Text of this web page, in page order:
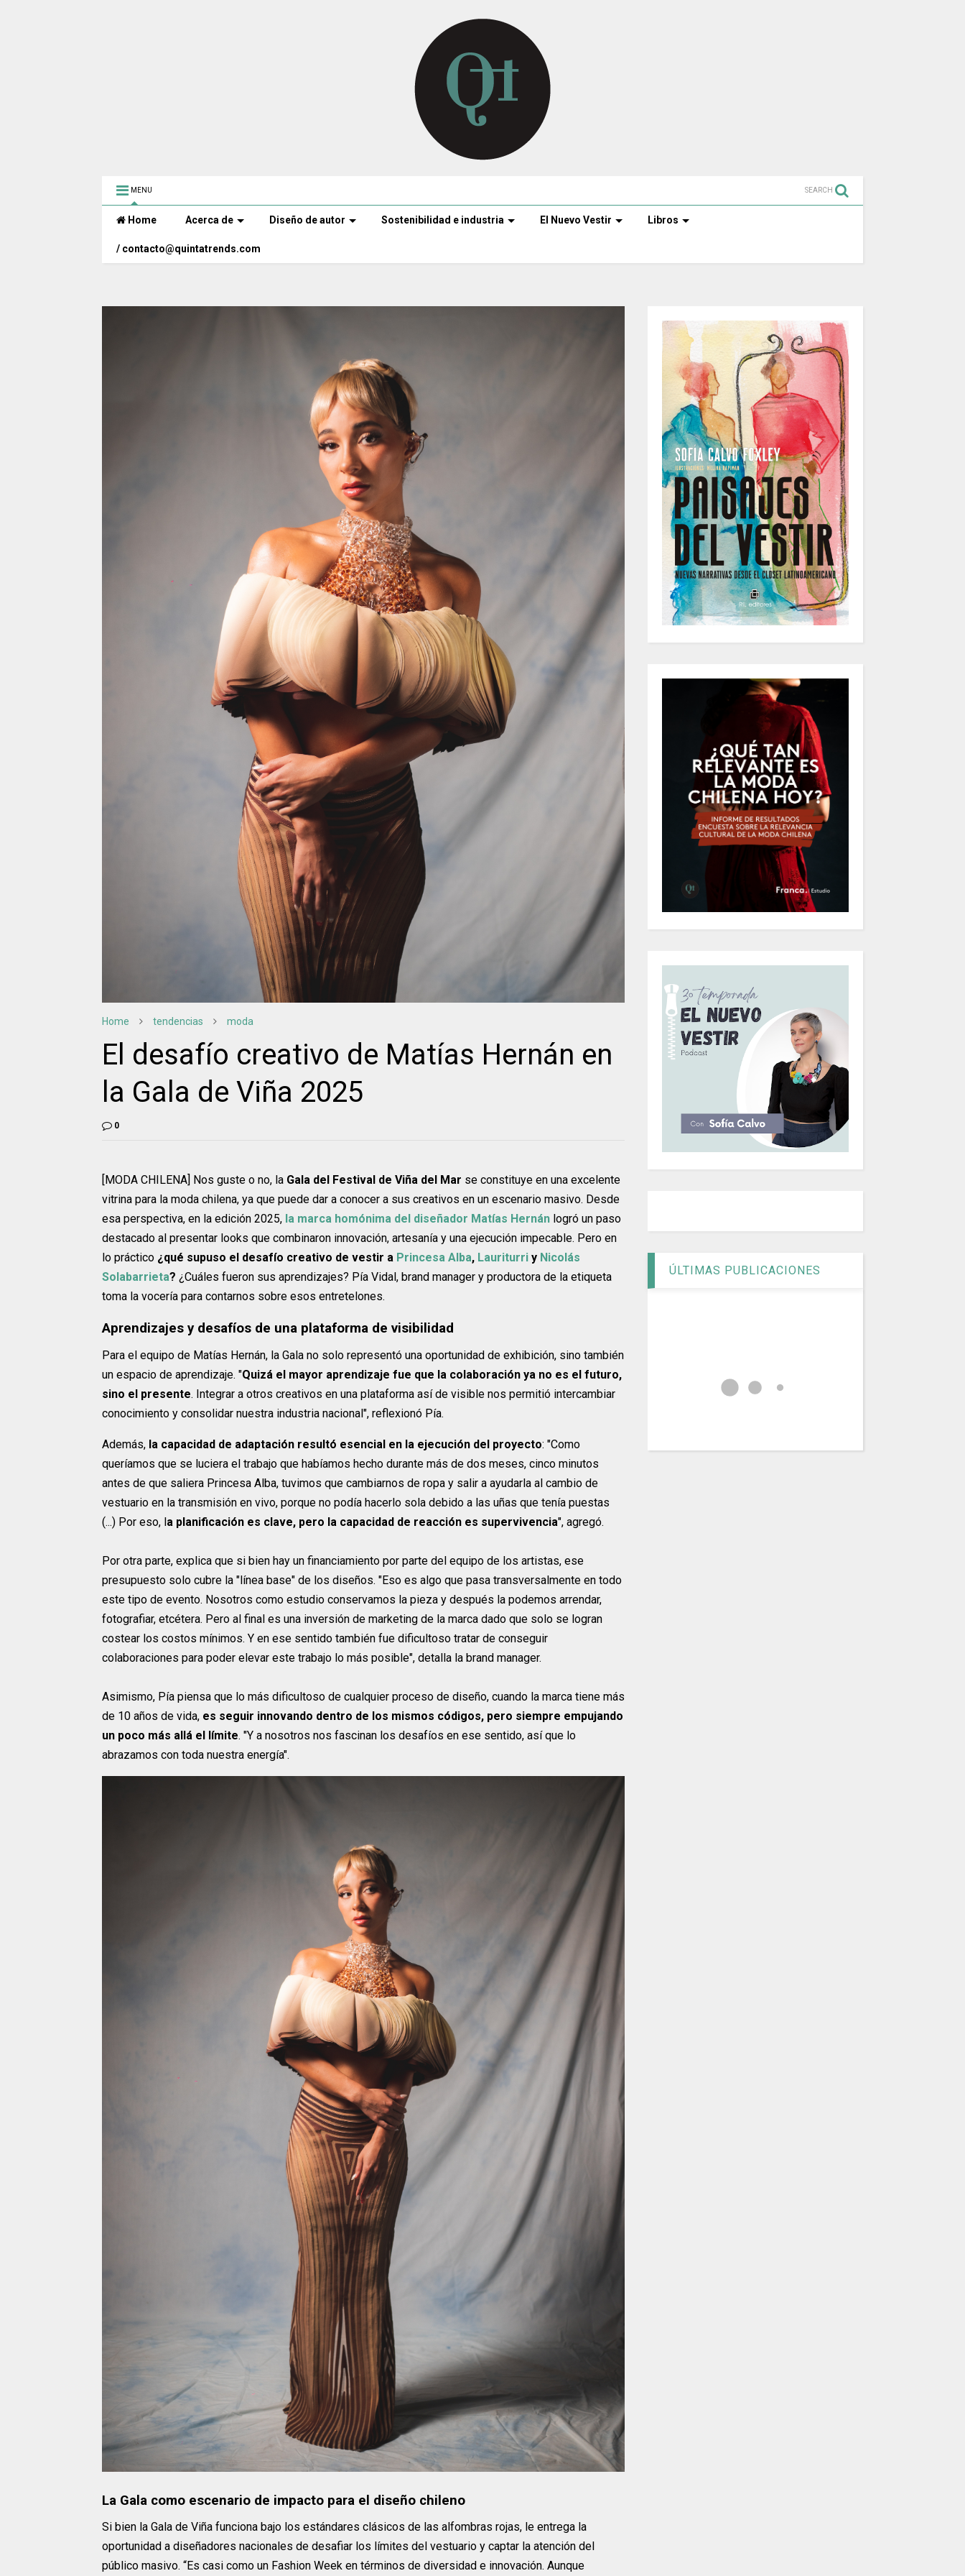
MENU SEARCH
Home Acerca de Diseño de autor Sostenibilidad e industria El Nuevo Vestir Libros
/ contacto@quintatrends.com
Home tendencias moda
El desafío creativo de Matías Hernán en
la Gala de Viña 2025
0
[MODA CHILENA] Nos guste o no, la Gala del Festival de Viña del Mar se constituye en una excelente
vitrina para la moda chilena, ya que puede dar a conocer a sus creativos en un escenario masivo. Desde
esa perspectiva, en la edición 2025, la marca homónima del diseñador Matías Hernán logró un paso
destacado al presentar looks que combinaron innovación, artesanía y una ejecución impecable. Pero en
lo práctico ¿qué supuso el desafío creativo de vestir a Princesa Alba, Lauriturri y Nicolás
Solabarrieta? ¿Cuáles fueron sus aprendizajes? Pía Vidal, brand manager y productora de la etiqueta
toma la vocería para contarnos sobre esos entretelones.
Aprendizajes y desafíos de una plataforma de visibilidad
Para el equipo de Matías Hernán, la Gala no solo representó una oportunidad de exhibición, sino también
un espacio de aprendizaje. "Quizá el mayor aprendizaje fue que la colaboración ya no es el futuro,
sino el presente. Integrar a otros creativos en una plataforma así de visible nos permitió intercambiar
conocimiento y consolidar nuestra industria nacional", reflexionó Pía.
Además, la capacidad de adaptación resultó esencial en la ejecución del proyecto: "Como
queríamos que se luciera el trabajo que habíamos hecho durante más de dos meses, cinco minutos
antes de que saliera Princesa Alba, tuvimos que cambiarnos de ropa y salir a ayudarla al cambio de
vestuario en la transmisión en vivo, porque no podía hacerlo sola debido a las uñas que tenía puestas
(...) Por eso, la planificación es clave, pero la capacidad de reacción es supervivencia", agregó.
Por otra parte, explica que si bien hay un financiamiento por parte del equipo de los artistas, ese
presupuesto solo cubre la "línea base" de los diseños. "Eso es algo que pasa transversalmente en todo
este tipo de evento. Nosotros como estudio conservamos la pieza y después la podemos arrendar,
fotografiar, etcétera. Pero al final es una inversión de marketing de la marca dado que solo se logran
costear los costos mínimos. Y en ese sentido también fue dificultoso tratar de conseguir
colaboraciones para poder elevar este trabajo lo más posible", detalla la brand manager.
Asimismo, Pía piensa que lo más dificultoso de cualquier proceso de diseño, cuando la marca tiene más
de 10 años de vida, es seguir innovando dentro de los mismos códigos, pero siempre empujando
un poco más allá el límite. "Y a nosotros nos fascinan los desafíos en ese sentido, así que lo
abrazamos con toda nuestra energía".
La Gala como escenario de impacto para el diseño chileno
Si bien la Gala de Viña funciona bajo los estándares clásicos de las alfombras rojas, le entrega la
oportunidad a diseñadores nacionales de desafiar los límites del vestuario y captar la atención del
público masivo. “Es casi como un Fashion Week en términos de diversidad e innovación. Aunque
ÚLTIMAS PUBLICACIONES